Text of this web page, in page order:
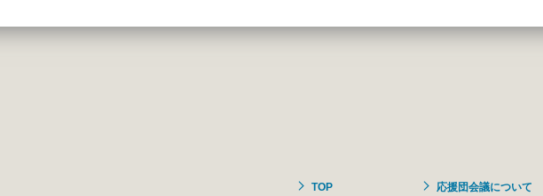
TOP
応援団会議について